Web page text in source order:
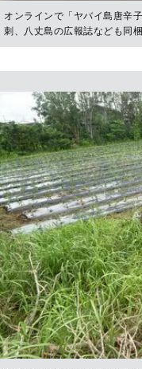
オンラインで「ヤバイ島唐辛
刺、八丈島の広報誌なども同